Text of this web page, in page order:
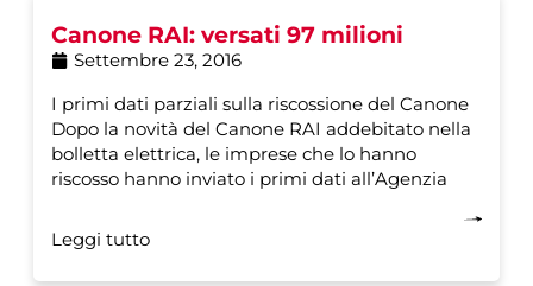
Canone RAI: versati 97 milioni
Settembre 23, 2016
I primi dati parziali sulla riscossione del Canone
Dopo la novità del Canone RAI addebitato nella
bolletta elettrica, le imprese che lo hanno
riscosso hanno inviato i primi dati all’Agenzia
Leggi tutto